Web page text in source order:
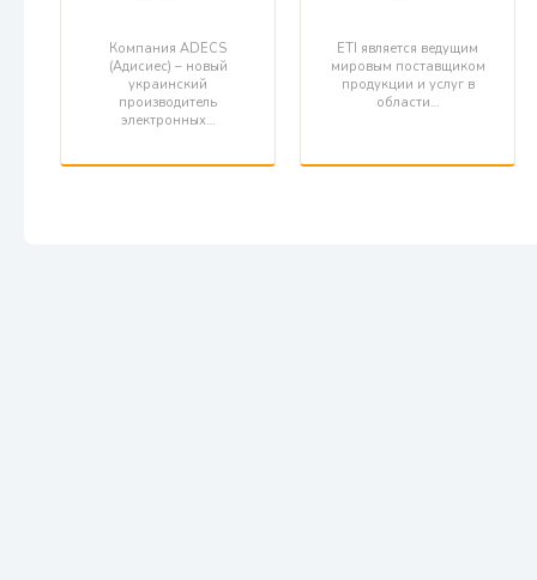
Компания ADECS
(Адисиес) – новый
украинский
производитель
электронных…
ETI является ведущим
мировым поставщиком
продукции и услуг в
области…